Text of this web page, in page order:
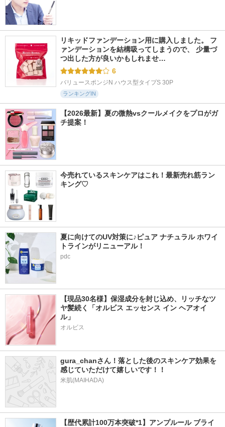
リキッドファンデーション用に購入しました。 フ
ァンデーションを結構吸ってしまうので、 少量づ
つ出した方が良いかもしれませ…
6
バリュースポンジN ハウス型タイプS 30P
ランキングIN
【2026最新】夏の微熱vsクールメイクをプロがガ
チ提案！
今売れているスキンケアはこれ！最新売れ筋ラン
キング♡
夏に向けてのUV対策に♪ピュア ナチュラル ホワイ
トラインがリニューアル！
pdc
【現品30名様】保湿成分を封じ込め、リッチなツ
ヤ髪続く「オルビス エッセンス イン ヘアオイ
ル」
オルビス
gura_chanさん！落とした後のスキンケア効果を
感じていただけて嬉しいです！！
米肌(MAIHADA)
【歴代累計100万本突破*1】アンプルール ブライ